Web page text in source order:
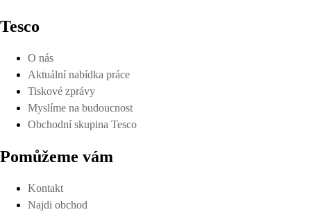
Tesco
O nás
Aktuální nabídka práce
Tiskové zprávy
Myslíme na budoucnost
Obchodní skupina Tesco
Pomůžeme vám
Kontakt
Najdi obchod